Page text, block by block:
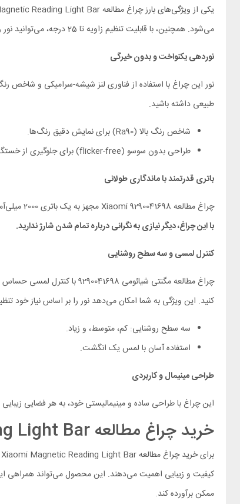
می‌شود. همچنین، با قابلیت تنظیم زاویه تا 25 درجه، می‌توانید نور را به دلخواه خود هدایت کنید. این ویژگی باعث می‌شود حتی در کوچک‌ترین فضاها نیز نور کافی داشته باشید.
نوردهی یکنواخت و بدون خیرگی
طبیعی داشته باشید.
شاخص رنگ بالا (Ra90) برای نمایش دقیق رنگ‌ها.
طراحی بدون سوسو (flicker-free) برای جلوگیری از خستگی چشم.
باتری قدرتمند با ماندگاری طولانی
چراغ مطالعه Xiaomi 9290041698 مجهز به یک باتری 2000 میلی‌آمپرساعتی است که تا 4.5 ساعت در حداکثر روشنایی دوام می‌آورد. این ویژگی، آن را به گزینه‌ای عالی برای استفاده در فضاهای بدون دسترسی به برق تبدیل می‌کند.
با این چراغ، دیگر نیازی به نگرانی درباره تمام شدن شارژ ندارید.
کنترل لمسی و سه سطح روشنایی
چراغ مطالعه مگنتی
کنید. این ویژگی به شما امکان می‌دهد نور را بر اساس نیاز خود
سه سطح روشنایی: کم، متوسط، و زیاد.
استفاده آسان با لمس یک انگشت.
طراحی مینیمال و کاربردی
این چراغ با طراحی ساده و مینیمالیستی خود، به هر فضایی
خرید چراغ مطالعه Xiaomi Magnetic Reading Light Bar
کیفیت و زیبایی اهمیت می‌دهند. این محصول می‌تواند همراهی
ممکن برآورده کند.